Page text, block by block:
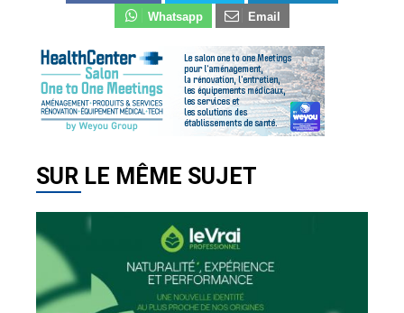
Whatsapp
Email
SUR LE MÊME SUJET